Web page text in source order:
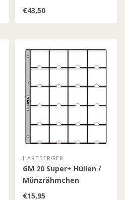
Schwarz
€43,50
HARTBERGER
GM 20 Super+ Hüllen /
Münzrähmchen
€15,95